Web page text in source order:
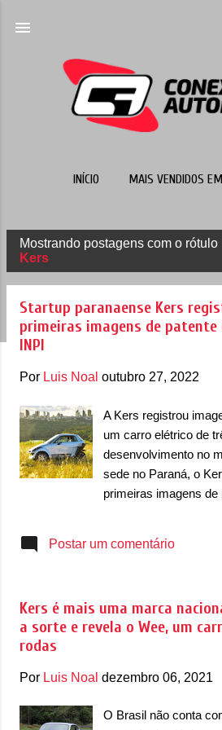
INÍCIO MAIS VENDIDOS
o
Mostrando postagens com o rótulo
Kers
Startup paranaense Kers
primeiras imagens de patente
INPI
Por Luis Noal outubro 27, 2022
A Kers registrou
um carro elétrico de
desenvolvimento no
sede no Paraná, o
primeiras imagens de
2022, tendo uma
ainda conta com um
autônoma e uma
componentes
custo 60% menor
Postar um comentário
Kers é mais uma marca
a sorte e revela o Wee, um
rodas
Por Luis Noal dezembro 06, 2021
O Brasil não conta